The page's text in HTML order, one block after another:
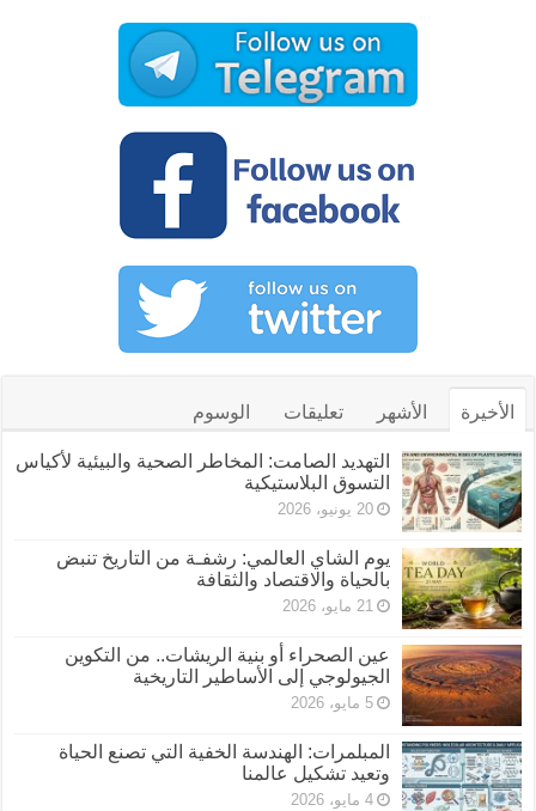
الأخيرة الأشهر تعليقات الوسوم
التهديد الصامت: المخاطر الصحية والبيئية لأكياس
التسوق البلاستيكية
20 يونيو، 2026
يوم الشاي العالمي: رشفـة من التاريخ تنبض
بالحياة والاقتصاد والثقافة
21 مايو، 2026
عين الصحراء أو بنية الريشات.. من التكوين
الجيولوجي إلى الأساطير التاريخية
5 مايو، 2026
المبلمرات: الهندسة الخفية التي تصنع الحياة
وتعيد تشكيل عالمنا
4 مايو، 2026